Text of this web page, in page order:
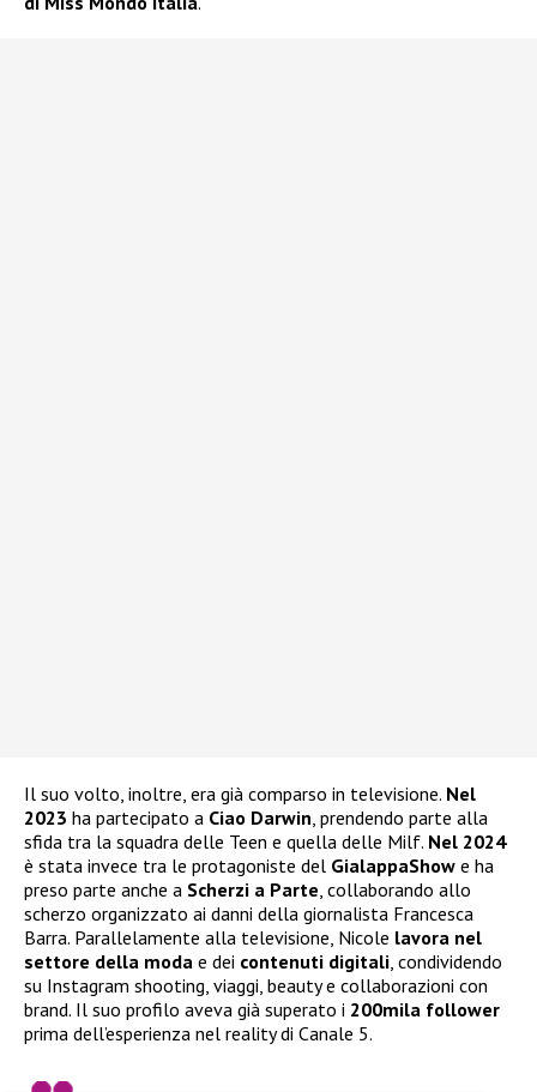
Il suo volto, inoltre, era già comparso in televisione. Nel
2023 ha partecipato a Ciao Darwin , prendendo parte alla
sfida tra la squadra delle Teen e quella delle Milf. Nel 2024
è stata invece tra le protagoniste del GialappaShow e ha
preso parte anche a Scherzi a Parte , collaborando allo
scherzo organizzato ai danni della giornalista Francesca
Barra. Parallelamente alla televisione, Nicole lavora nel
settore della moda e dei contenuti digitali , condividendo
su Instagram shooting, viaggi, beauty e collaborazioni con
brand. Il suo profilo aveva già superato i 200mila follower
prima dell’esperienza nel reality di Canale 5.